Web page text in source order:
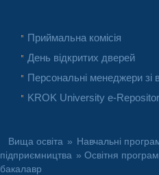
Приймальна комісія
День відкритих дверей
Персональні менеджери зі
KROK University e-
Вища освіта » Навчальні
підприємництва » Освітня
бакалавр